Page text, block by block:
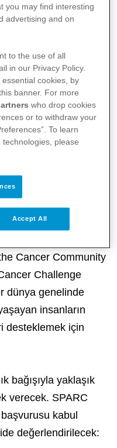
katılımına açık
1 Mart 2015 - 19
default.asp
Uluslararası Kanser
meme kanseri
zorlukları konu
rağmen, meme
ve büyüyen bir
genelde
Cancer Community
Challenge
dünya genelinde
insanların
desteklemek için
bağışıyla yaklaşık
verecek. SPARC
kabul
değerlendirilecek:
you may find interesting
advertising and on
to the use of all
in our Privacy Policy.
cookies, by
banner. For more
who drop cookies
or to withdraw your
To learn
please
Accept All